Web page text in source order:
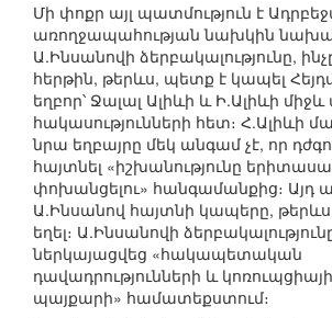
Մի փոքր այլ պատմություն է
առողջապահության նախկին
Ա.Ինսանովի ձերբակալությունը,
հերթին, թերևս, պետք է կապել
եղբոր՝ Ջալալ Ալիևի և Ի.Ալիևի
հակասությունների հետ։ Հ.Ալիևի
նրա եղբայրը մեկ անգամ չէ, որ
հայտնել «իշխանությունը
փոխանցելու» հանգամանքից։ Այդ
Ա.Ինսանով հայտնի կապերը, թերևս,
եղել։ Ա.Ինսանովի
ներկայացվեց «հակապետական
դավադրությունների և
պայքարի» համատեքստում։